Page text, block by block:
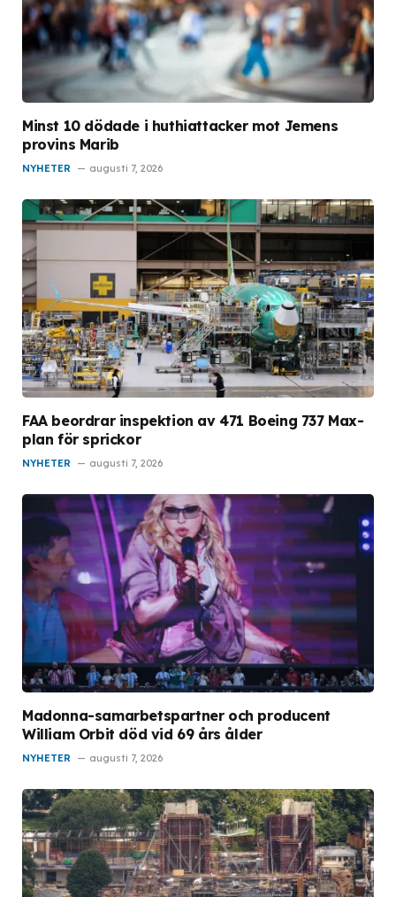
Minst 10 dödade i huthiattacker mot Jemens
provins Marib
NYHETER augusti 7, 2026
FAA beordrar inspektion av 471 Boeing 737 Max-
plan för sprickor
NYHETER augusti 7, 2026
Madonna-samarbetspartner och producent
William Orbit död vid 69 års ålder
NYHETER augusti 7, 2026